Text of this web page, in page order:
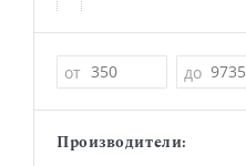
Цена
от до
Производители: